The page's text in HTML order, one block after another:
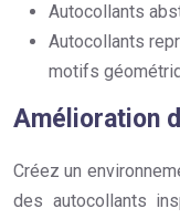
Autocollants
Autocollants
motifs
Amélioration
Créez un
des autocollants